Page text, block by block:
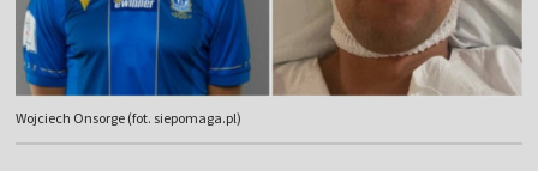
Wojciech Onsorge (fot. siepomaga.pl)